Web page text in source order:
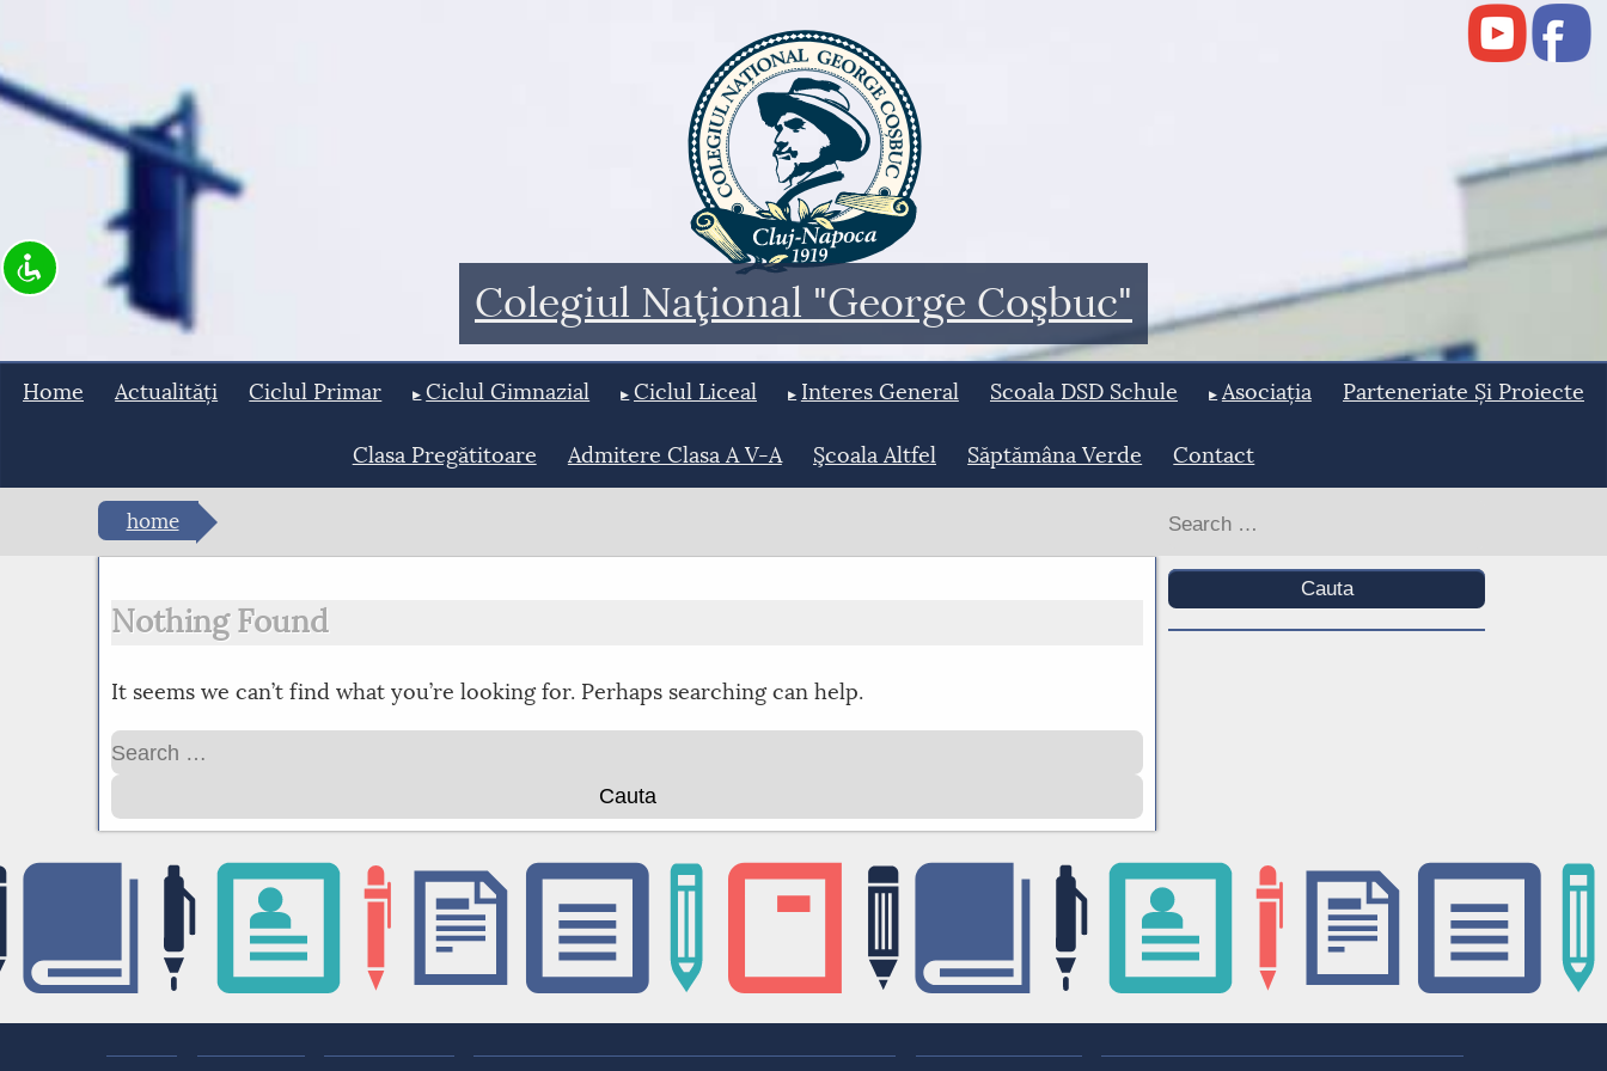
Colegiul Naţional "George Coşbuc"
Home Actualități Ciclul Primar Ciclul Gimnazial Ciclul Liceal Interes General Scoala DSD Schule Asociația Parteneriate Și Proiecte
Clasa Pregătitoare Admitere Clasa A V-A Şcoala Altfel Săptămâna Verde Contact
home
Nothing Found
It seems we can’t find what you’re looking for. Perhaps searching can help.
Cauta
Cauta